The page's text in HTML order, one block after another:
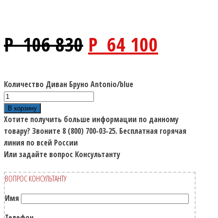
P106 830 P 64 100
Количество Диван Бруно Antonio/blue
В корзину
Хотите получить больше информации по данному
товару? Звоните 8 (800) 700-03-25. Бесплатная горячая
линия по всей России
Или задайте вопрос Консультанту
ВОПРОС КОНСУЛЬТАНТУ
Имя